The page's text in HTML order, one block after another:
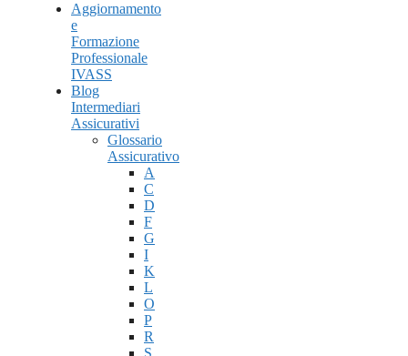
Aggiornamento
e
Formazione
Professionale
IVASS
Blog
Intermediari
Assicurativi
Glossario
Assicurativo
A
C
D
F
G
I
K
L
O
P
R